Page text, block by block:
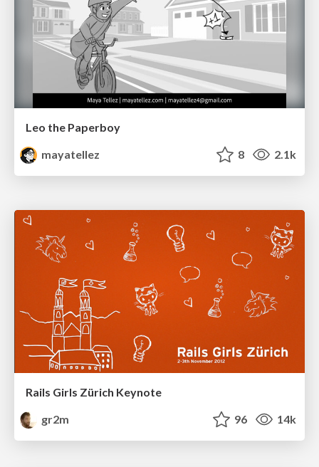
Leo the Paperboy
mayatellez
8 2.1k
Rails Girls Zürich Keynote
gr2m
96 14k